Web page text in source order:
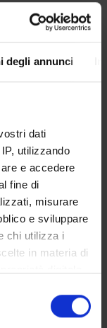
degli annunci
dati
utilizzando
e accedere
fine di
misurare
e sviluppare
chi utilizza i
in materia di
in qualsiasi
o facendo clic